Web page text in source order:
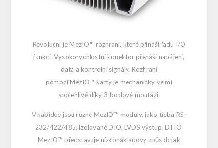
Revoluční je MezIO™ rozhraní, které přináší řadu I/O
funkcí. Vysokorychlostní konektor přenáší napájení,
data a kontrolní signály. Rozhraní
pomocí MezIO™ karty je mechanicky velmi
spolehlivé díky 3-bodové montáži.
V nabídce jsou různé MezIO™ moduly, jako třeba RS-
232/422/485, izolované DIO, LVDS výstup, DTIO.
MezIO™ představuje nízkonákladový způsob jak